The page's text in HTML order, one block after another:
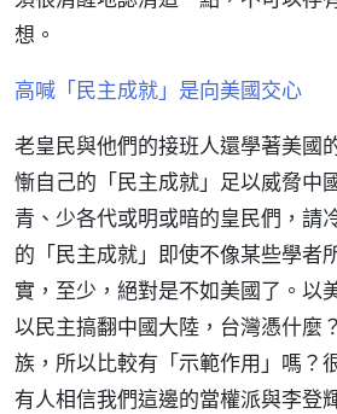
想。
高喊「民主成就」是向美國交心
老皇民與他們的接班人還學著美國
慚自己的「民主成就」足以威脅中
青、少各代或明或暗的皇民們，請
的「民主成就」即使不像某些學者
實，至少，絕對是不如美國了。以
以民主搞翻中國大陸，台灣憑什麼
族，所以比較有「示範作用」嗎？
有人相信我們這邊的當權派與李登